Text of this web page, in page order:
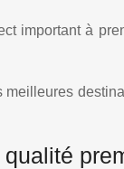
important à
meilleures